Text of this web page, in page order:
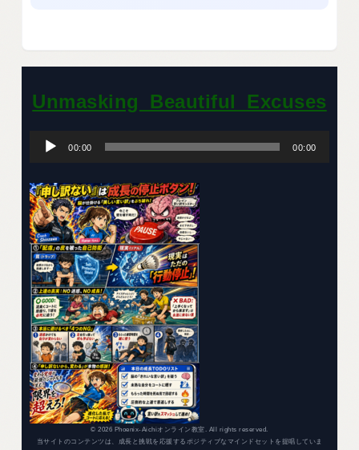
Unmasking_Beautiful_Excuses
00:00 00:00
© 2026 Phoenix-Aichiオンライン教室. All rights reserved.
当サイトのコンテンツは、成長と挑戦を応援するポジティブなマインドセットを提唱していま